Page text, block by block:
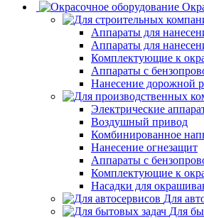
Аппараты для
Аппараты для
Комплектующие к
Аппараты с
Нанесение дорожной
Электрические
Воздушный привод
Комбинированное
Нанесение огнезащит
Аппараты с
Комплектующие к
Насадки для
Для
Для